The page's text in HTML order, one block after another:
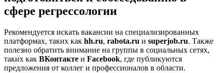
сфере регрессологии
Рекомендуется искать вакансии на специализированных
платформах, таких как hh.ru, rabota.ru и superjob.ru. Также
полезно обратить внимание на группы в социальных сетях,
таких как ВКонтакте и Facebook, где публикуются
предложения от коллег и профессионалов в области.